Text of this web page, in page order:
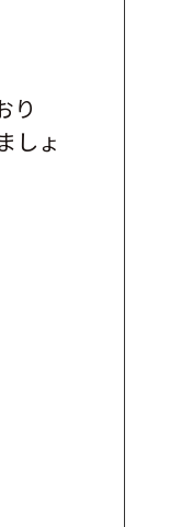
り
しょ